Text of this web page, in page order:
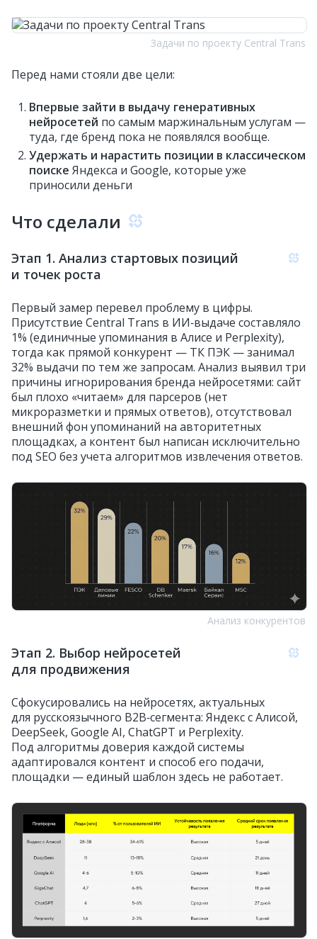
Задачи по проекту Central Trans
Перед нами стояли две цели:
Впервые зайти в выдачу генеративных
нейросетей по самым маржинальным услугам —
туда, где бренд пока не появлялся вообще.
Удержать и нарастить позиции в классическом
поиске Яндекса и Google, которые уже
приносили деньги
Что сделали
Этап 1. Анализ стартовых позиций
и точек роста
Первый замер перевел проблему в цифры.
Присутствие Central Trans в ИИ‑выдаче составляло
1% (единичные упоминания в Алисе и Perplexity),
тогда как прямой конкурент — ТК ПЭК — занимал
32% выдачи по тем же запросам. Анализ выявил три
причины игнорирования бренда нейросетями: сайт
был плохо «читаем» для парсеров (нет
микроразметки и прямых ответов), отсутствовал
внешний фон упоминаний на авторитетных
площадках, а контент был написан исключительно
под SEO без учета алгоритмов извлечения ответов.
Анализ конкурентов
Этап 2. Выбор нейросетей
для продвижения
Сфокусировались на нейросетях, актуальных
для русскоязычного B2B‑сегмента: Яндекс с Алисой,
DeepSeek, Google AI, ChatGPT и Perplexity.
Под алгоритмы доверия каждой системы
адаптировался контент и способ его подачи,
площадки — единый шаблон здесь не работает.